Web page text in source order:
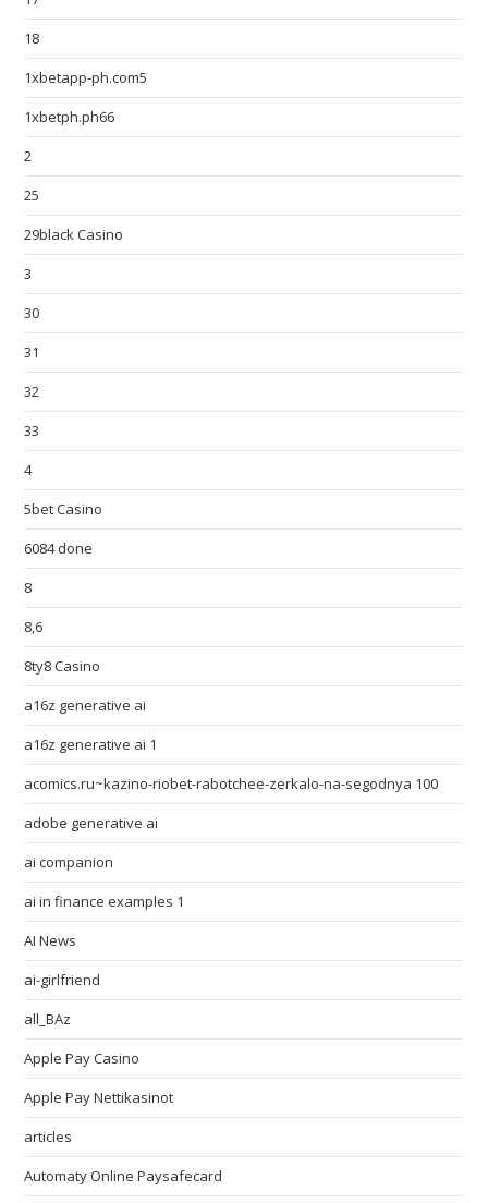
18
1xbetapp-ph.com5
1xbetph.ph66
2
25
29black Casino
3
30
31
32
33
4
5bet Casino
6084 done
8
8,6
8ty8 Casino
a16z generative ai
a16z generative ai 1
acomics.ru~kazino-riobet-rabotchee-zerkalo-na-segodnya 100
adobe generative ai
ai companion
ai in finance examples 1
AI News
ai-girlfriend
all_BAz
Apple Pay Casino
Apple Pay Nettikasinot
articles
Automaty Online Paysafecard